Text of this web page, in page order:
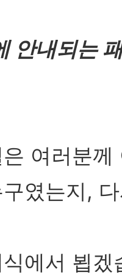
안내되는
여러분
였는지,
에서 뵙겠